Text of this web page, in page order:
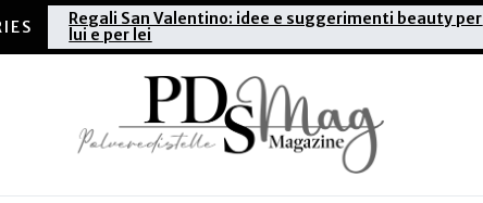
Regali San Valentino: idee e suggerimenti beauty per
lui e per lei